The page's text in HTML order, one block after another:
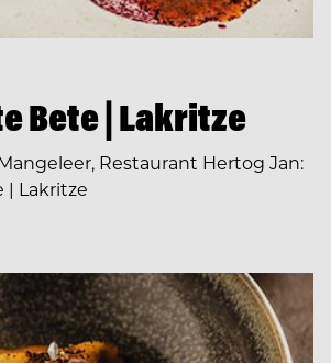
Bete | Lakritze
Restaurant Hertog Jan:
| Lakritze